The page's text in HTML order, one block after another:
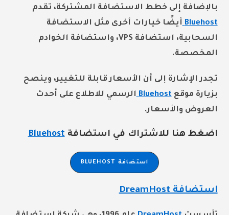
بالإضافة إلى خطط الاستضافة المشتركة، تقدم
Bluehost أيضًا خيارات أخرى مثل الاستضافة
السحابية، استضافة VPS، واستضافة الخوادم
المخصصة.
تجدر الإشارة إلى أن الأسعار قابلة للتغيير، وينصح
بزيارة موقعBluehost الرسمي للاطلاع على أحدث
العروض والأسعار.
اضغط هنا للاشتراك في استضافةBluehost
استضافة BLUEHOST
استضافة DreamHost